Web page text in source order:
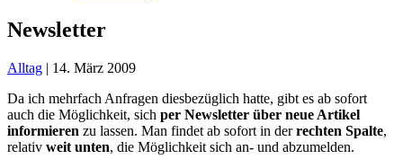
Newsletter
Alltag | 14. März 2009
Da ich mehrfach Anfragen diesbezüglich hatte, gibt es ab sofort
auch die Möglichkeit, sich per Newsletter über neue Artikel
informieren zu lassen. Man findet ab sofort in derrechten Spalte,
relativ weit unten, die Möglichkeit sich an- und abzumelden.